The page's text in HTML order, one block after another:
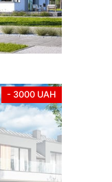
- 3000 UAH